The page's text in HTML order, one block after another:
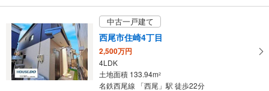
中古一戸建て
西尾市住崎4丁目
2,500万円
4LDK
土地面積 133.94m2
名鉄西尾線 「西尾」駅 徒歩22分